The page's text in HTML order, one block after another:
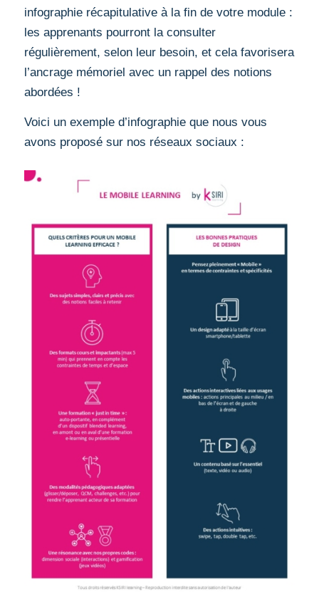
infographie récapitulative à la fin de votre module :
les apprenants pourront la consulter
régulièrement, selon leur besoin, et cela favorisera
l’ancrage mémoriel avec un rappel des notions
abordées !
Voici un exemple d’infographie que nous vous
avons proposé sur nos réseaux sociaux :